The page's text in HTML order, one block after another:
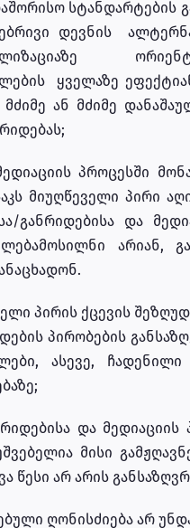
სტანდარტების
დევნის
ყველაზე
ან მძიმე
პროცესში
მიუღწეველი პირი
განრიდებისა და
არიან,
პირის ქცევის
პირობების
ასევე, ჩადენილი
და
მისი
წესი არ არის
ღონისძიება არ